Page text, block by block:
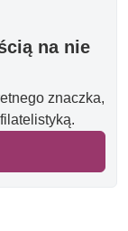
na nie
znaczka,